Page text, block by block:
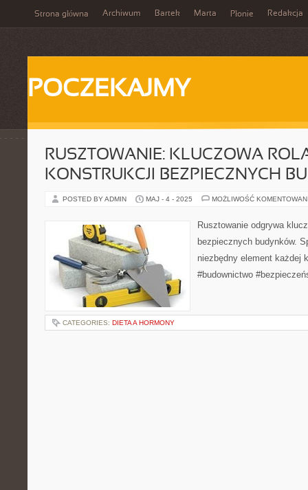
Strona główna Archiwum Bartek Marta Płonie Redakcja
POCZEKAJMY
RUSZTOWANIE: KLUCZOWA
KONSTRUKCJI BEZPIECZNYCH
POSTED BY ADMIN MAJ - 4 - 2025 MOŻLIWOŚĆ
Rusztowanie odgrywa
bezpiecznych budynków.
niezbędny element każdej
#budownictwo
CATEGORIES: DIETA A HORMONY